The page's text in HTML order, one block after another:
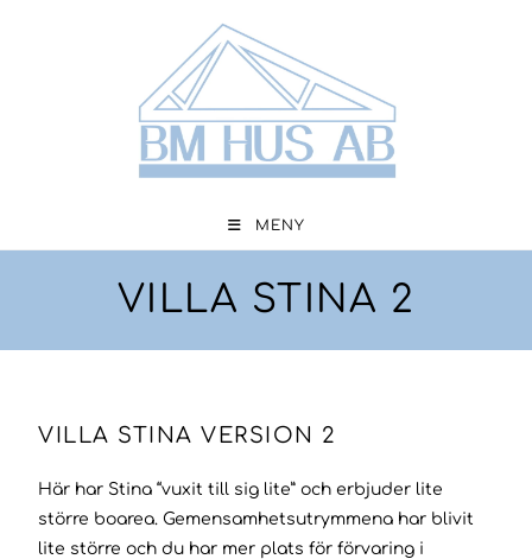
MENY
VILLA STINA 2
VILLA STINA VERSION 2
Här har Stina “vuxit till sig lite” och erbjuder lite
större boarea. Gemensamhetsutrymmena har blivit
lite större och du har mer plats för förvaring i